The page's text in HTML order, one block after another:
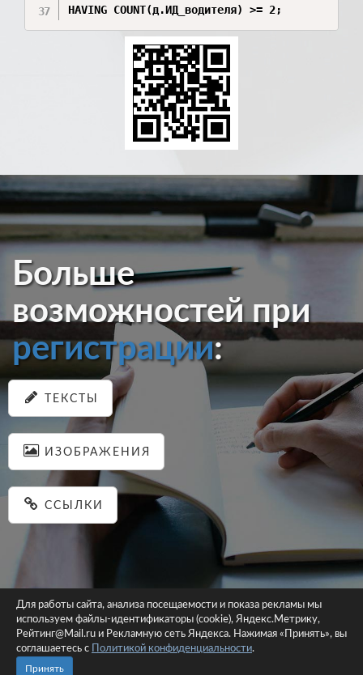
Больше
возможностей при
регистрации:
ТЕКСТЫ
ИЗОБРАЖЕНИЯ
ССЫЛКИ
© 2026 pastein.ru |Пользовательское соглашение|Политика
конфиденциальности
Для работы сайта, анализа посещаемости и показа рекламы мы
используем файлы-идентификаторы (cookie), Яндекс.Метрику,
Рейтинг@Mail.ru и Рекламную сеть Яндекса. Нажимая «Принять», вы
соглашаетесь с
Политикой конфиденциальности.
Принять